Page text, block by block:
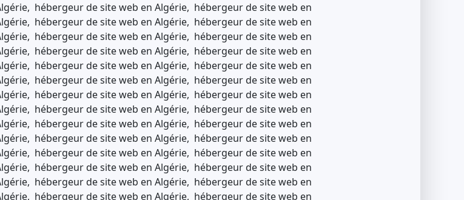
hébergeur de site web en Algérie, hébergeur de site web en
hébergeur de site web en Algérie, hébergeur de site web en
hébergeur de site web en Algérie, hébergeur de site web en
hébergeur de site web en Algérie, hébergeur de site web en
hébergeur de site web en Algérie, hébergeur de site web en
hébergeur de site web en Algérie, hébergeur de site web en
hébergeur de site web en Algérie, hébergeur de site web en
hébergeur de site web en Algérie, hébergeur de site web en
hébergeur de site web en Algérie, hébergeur de site web en
hébergeur de site web en Algérie, hébergeur de site web en
hébergeur de site web en Algérie, hébergeur de site web en
hébergeur de site web en Algérie, hébergeur de site web en
hébergeur de site web en Algérie, hébergeur de site web en
hébergeur de site web en Algérie, hébergeur de site web en